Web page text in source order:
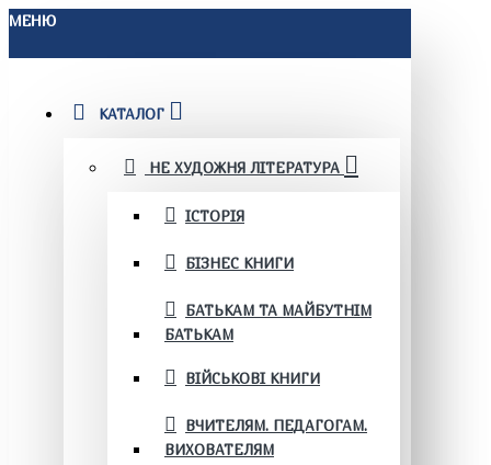
МЕНЮ
КАТАЛОГ
НЕ ХУДОЖНЯ ЛІТЕРАТУРА
ІСТОРІЯ
БІЗНЕС КНИГИ
БАТЬКАМ ТА МАЙБУТНІМ
БАТЬКАМ
ВІЙСЬКОВІ КНИГИ
ВЧИТЕЛЯМ. ПЕДАГОГАМ.
ВИХОВАТЕЛЯМ